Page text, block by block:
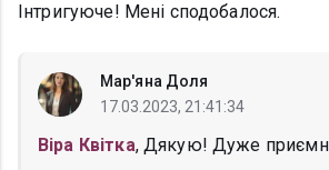
Інтригуюче! Мені сподобалося.
Мар'яна Доля
17.03.2023, 21:41:34
Віра Квітка, Дякую! Дуже